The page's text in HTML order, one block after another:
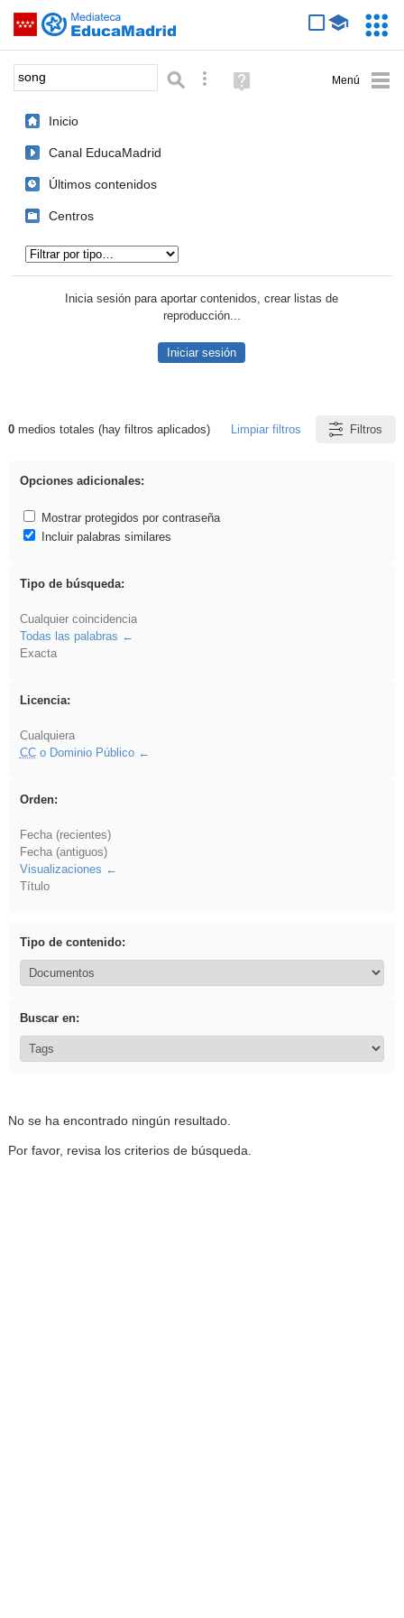
Saltar navegación
Palabra o frase: Búsqueda avanzada
Ayuda
(en
Inicio
Canal EducaMadrid
Últimos contenidos
Centros
Inicia sesión para aportar contenidos, crear listas de
reproducción...
Iniciar sesión
Resultados de: song
0medios totales (hay filtros aplicados) Limpiar filtros Filtros
Opciones adicionales:
Mostrar protegidos por contraseña
Incluir palabras similares
Tipo de búsqueda:
Cualquier coincidencia
Todas las palabras
Exacta
Licencia:
Cualquiera
CCo Dominio Público
Orden:
Fecha (recientes)
Fecha (antiguos)
Visualizaciones
Título
Tipo de contenido:
Buscar en:
No se ha encontrado ningún resultado.
Por favor, revisa los criterios de búsqueda.